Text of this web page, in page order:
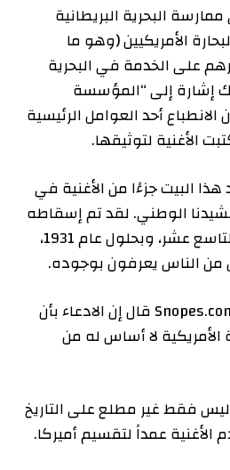
البحرية البريطانية
الأمريكيين (وهو ما
على الخدمة في البحرية
إشارة إلى “المؤسسة
أحد العوامل الرئيسية
البيت جزءًا من الأغنية في
نشيدنا الوطني. لقد تم إسقاطه
بحلول ستينيات القرن التاسع عشر، وبحلول عام 1931،
الناس يعرفون بوجوده.
حتى الموقع اليساري Snopes.com قال إن الادعاء بأن
الأمريكية لا أساس له من
ليس فقط غير مطلع على التاريخ
الأغنية عمداً لتقسيم أميركا.